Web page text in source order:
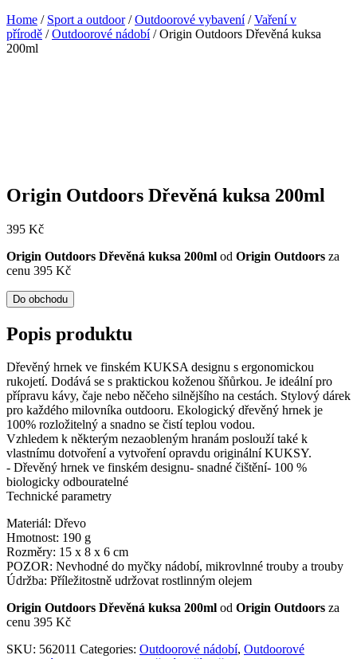
Home / Sport a outdoor/Outdoorové vybavení/Vaření v
přírodě /Outdoorové nádobí/ Origin Outdoors Dřevěná kuksa
200ml
Origin Outdoors Dřevěná kuksa 200ml
395 Kč
Origin Outdoors Dřevěná kuksa 200ml od Origin Outdoors za
cenu 395 Kč
Do obchodu
Popis produktu
Dřevěný hrnek ve finském KUKSA designu s ergonomickou
rukojetí. Dodává se s praktickou koženou šňůrkou. Je ideální pro
přípravu kávy, čaje nebo něčeho silnějšího na cestách. Stylový dárek
pro každého milovníka outdooru. Ekologický dřevěný hrnek je
100% rozložitelný a snadno se čistí teplou vodou.
Vzhledem k některým nezaobleným hranám poslouží také k
vlastnímu dotvoření a vytvoření opravdu originální KUKSY.
- Dřevěný hrnek ve finském designu- snadné čištění- 100 %
biologicky odbouratelné
Technické parametry
Materiál: Dřevo
Hmotnost: 190 g
Rozměry: 15 x 8 x 6 cm
POZOR: Nevhodné do myčky nádobí, mikrovlnné trouby a trouby
Údržba: Příležitostně udržovat rostlinným olejem
Origin Outdoors Dřevěná kuksa 200ml od Origin Outdoors za
cenu 395 Kč
SKU: 562011 Categories: Outdoorové nádobí, Outdoorové